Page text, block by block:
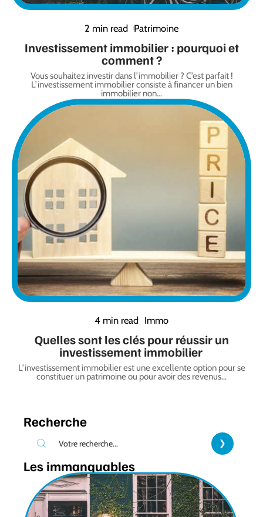
2 min read Patrimoine
Investissement immobilier : pourquoi et
comment ?
Vous souhaitez investir dans l’immobilier ? C’est parfait !
L’investissement immobilier consiste à financer un bien
immobilier non…
4 min read Immo
Quelles sont les clés pour réussir un
investissement immobilier
L’investissement immobilier est une excellente option pour se
constituer un patrimoine ou pour avoir des revenus…
Recherche
Les immanquables